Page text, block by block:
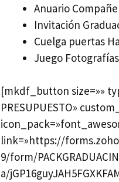
Anuario
Invitación
Cuelga puertas
Juego
[mkdf_button size=»»
PRESUPUESTO»
link=»https://
9/form/
a/